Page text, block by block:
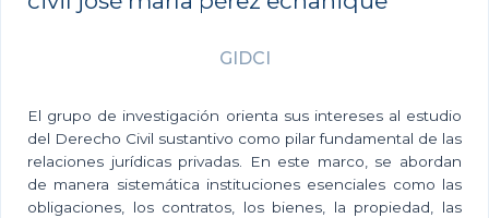
GIDCI
El grupo de investigación orienta sus intereses al estudio
del Derecho Civil sustantivo como pilar fundamental de las
relaciones jurídicas privadas. En este marco, se abordan
de manera sistemática instituciones esenciales como las
obligaciones, los contratos, los bienes, la propiedad, las